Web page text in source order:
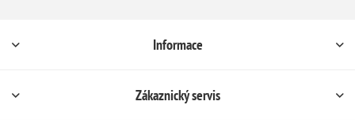
Informace
Zákaznický servis